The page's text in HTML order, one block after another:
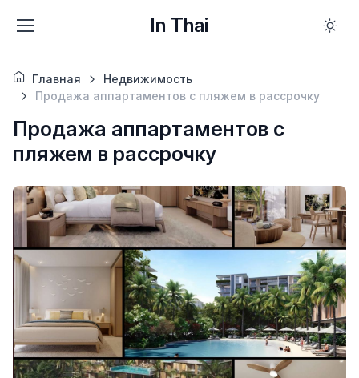
In Thai
Главная
Недвижимость
Продажа аппартаментов с пляжем в рассрочку
Продажа аппартаментов с
пляжем в рассрочку